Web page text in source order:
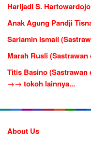
Harijadi S.
Anak Agung Pandji
Sariamin Ismail
Marah Rusli (Sastrawan
Titis Basino (Sastrawan
→→ tokoh lainnya...
About Us